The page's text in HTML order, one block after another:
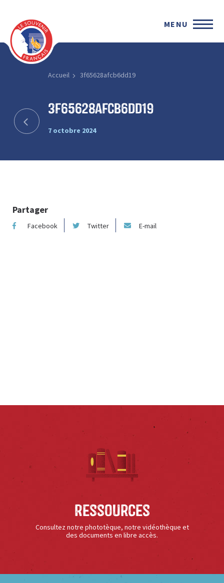
MENU
Accueil 3f65628afcb6dd19
3f65628afcb6dd19
7 octobre 2024
Partager
Facebook Twitter E-mail
Ressources
Consultez notre phototèque, notre vidéothèque et
des documents en libre accès.